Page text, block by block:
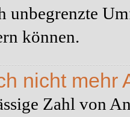
unbegrenzte
können.
nicht mehr
Zahl von